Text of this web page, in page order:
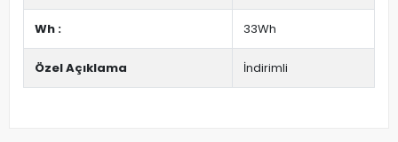
Wh : 33Wh
Özel Açıklama İndirimli